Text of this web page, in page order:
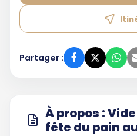
Partager :
À propos :
fête du pain